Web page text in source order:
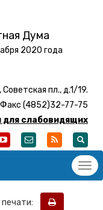
Дума
2020 года
пл., д.1/19.
(4852)32-77-75
для слабовидящих
печати: